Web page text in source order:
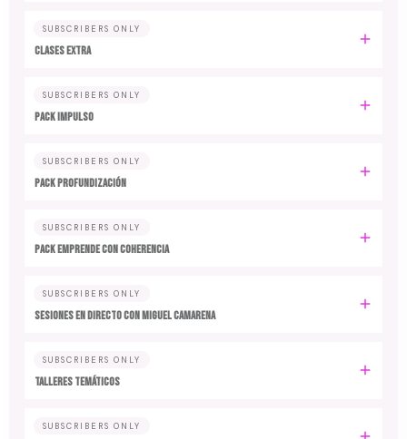
SUBSCRIBERS ONLY
CLASES EXTRA
SUBSCRIBERS ONLY
PACK IMPULSO
SUBSCRIBERS ONLY
PACK PROFUNDIZACIÓN
SUBSCRIBERS ONLY
PACK EMPRENDE CON COHERENCIA
SUBSCRIBERS ONLY
SESIONES EN DIRECTO CON MIGUEL CAMARENA
SUBSCRIBERS ONLY
TALLERES TEMÁTICOS
SUBSCRIBERS ONLY